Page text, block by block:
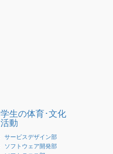
学生の体育･文化
活動
サービスデザイン部
ソフトウェア開発部